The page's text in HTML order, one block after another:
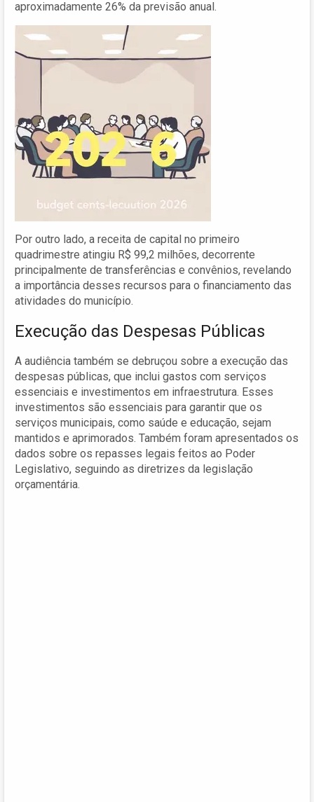
aproximadamente 26% da previsão anual.
Por outro lado, a receita de capital no primeiro
quadrimestre atingiu R$ 99,2 milhões, decorrente
principalmente de transferências e convênios, revelando
a importância desses recursos para o financiamento das
atividades do município.
Execução das Despesas Públicas
A audiência também se debruçou sobre a execução das
despesas públicas, que inclui gastos com serviços
essenciais e investimentos em infraestrutura. Esses
investimentos são essenciais para garantir que os
serviços municipais, como saúde e educação, sejam
mantidos e aprimorados. Também foram apresentados os
dados sobre os repasses legais feitos ao Poder
Legislativo, seguindo as diretrizes da legislação
orçamentária.